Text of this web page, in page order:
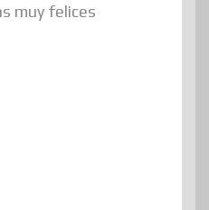
muy felices